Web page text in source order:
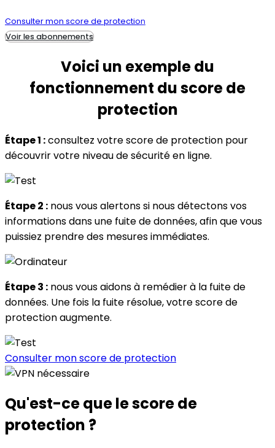
Consulter mon score de protection
Voir les abonnements
Voici un exemple du
fonctionnement du score de
protection
Étape 1 :consultez votre score de protection pour
découvrir votre niveau de sécurité en ligne.
Étape 2 : nous vous alertons si nous détectons vos
informations dans une fuite de données, afin que vous
puissiez prendre des mesures immédiates.
Étape 3 : nous vous aidons à remédier à la fuite de
données. Une fois la fuite résolue, votre score de
protection augmente.
Consulter mon score de protection
Qu'est-ce quele score de
protection ?